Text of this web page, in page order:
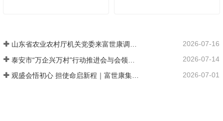
山东省农业农村厅机关党委来富世康调研党建工作 2026-07-16
2026-07-14
2026-07-01